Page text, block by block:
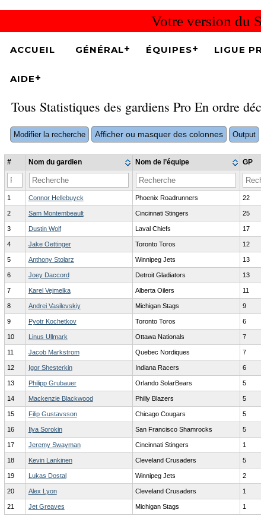
Votre version du
ACCUEIL GÉNÉRAL ÉQUIPES LIGUE
AIDE
Tous Statistiques des gardiens Pro En ordre
Modifier la recherche Afficher ou masquer des colonnes Output
# Nom du gardien Nom de l’équipe GP
1 Connor Hellebuyck Phoenix Roadrunners 22
2 Sam Montembeault Cincinnati Stingers 25
3 Dustin Wolf Laval Chiefs 17
4 Jake Oettinger Toronto Toros 12
5 Anthony Stolarz Winnipeg Jets 13
6 Joey Daccord Detroit Gladiators 13
7 Karel Vejmelka Alberta Oilers 11
8 Andrei Vasilevskiy Michigan Stags 9
9 Pyotr Kochetkov Toronto Toros 6
10 Linus Ullmark Ottawa Nationals 7
11 Jacob Markstrom Quebec Nordiques 7
12 Igor Shesterkin Indiana Racers 6
13 Philipp Grubauer Orlando SolarBears 5
14 Mackenzie Blackwood Philly Blazers 5
15 Filip Gustavsson Chicago Cougars 5
16 Ilya Sorokin San Francisco Shamrocks 5
17 Jeremy Swayman Cincinnati Stingers 1
18 Kevin Lankinen Cleveland Crusaders 5
19 Lukas Dostal Winnipeg Jets 2
20 Alex Lyon Cleveland Crusaders 1
21 Jet Greaves Michigan Stags 1